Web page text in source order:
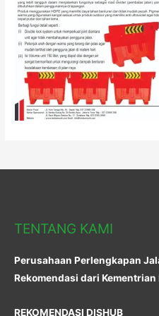
TENTANG KAMI
Perusahaan Perlengkapan
Rekomendasi dari
REKOMENDASI DISHUB